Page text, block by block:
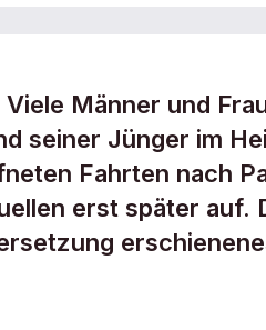
Männer und
seiner Jünger im
Fahrten nach
erst später auf.